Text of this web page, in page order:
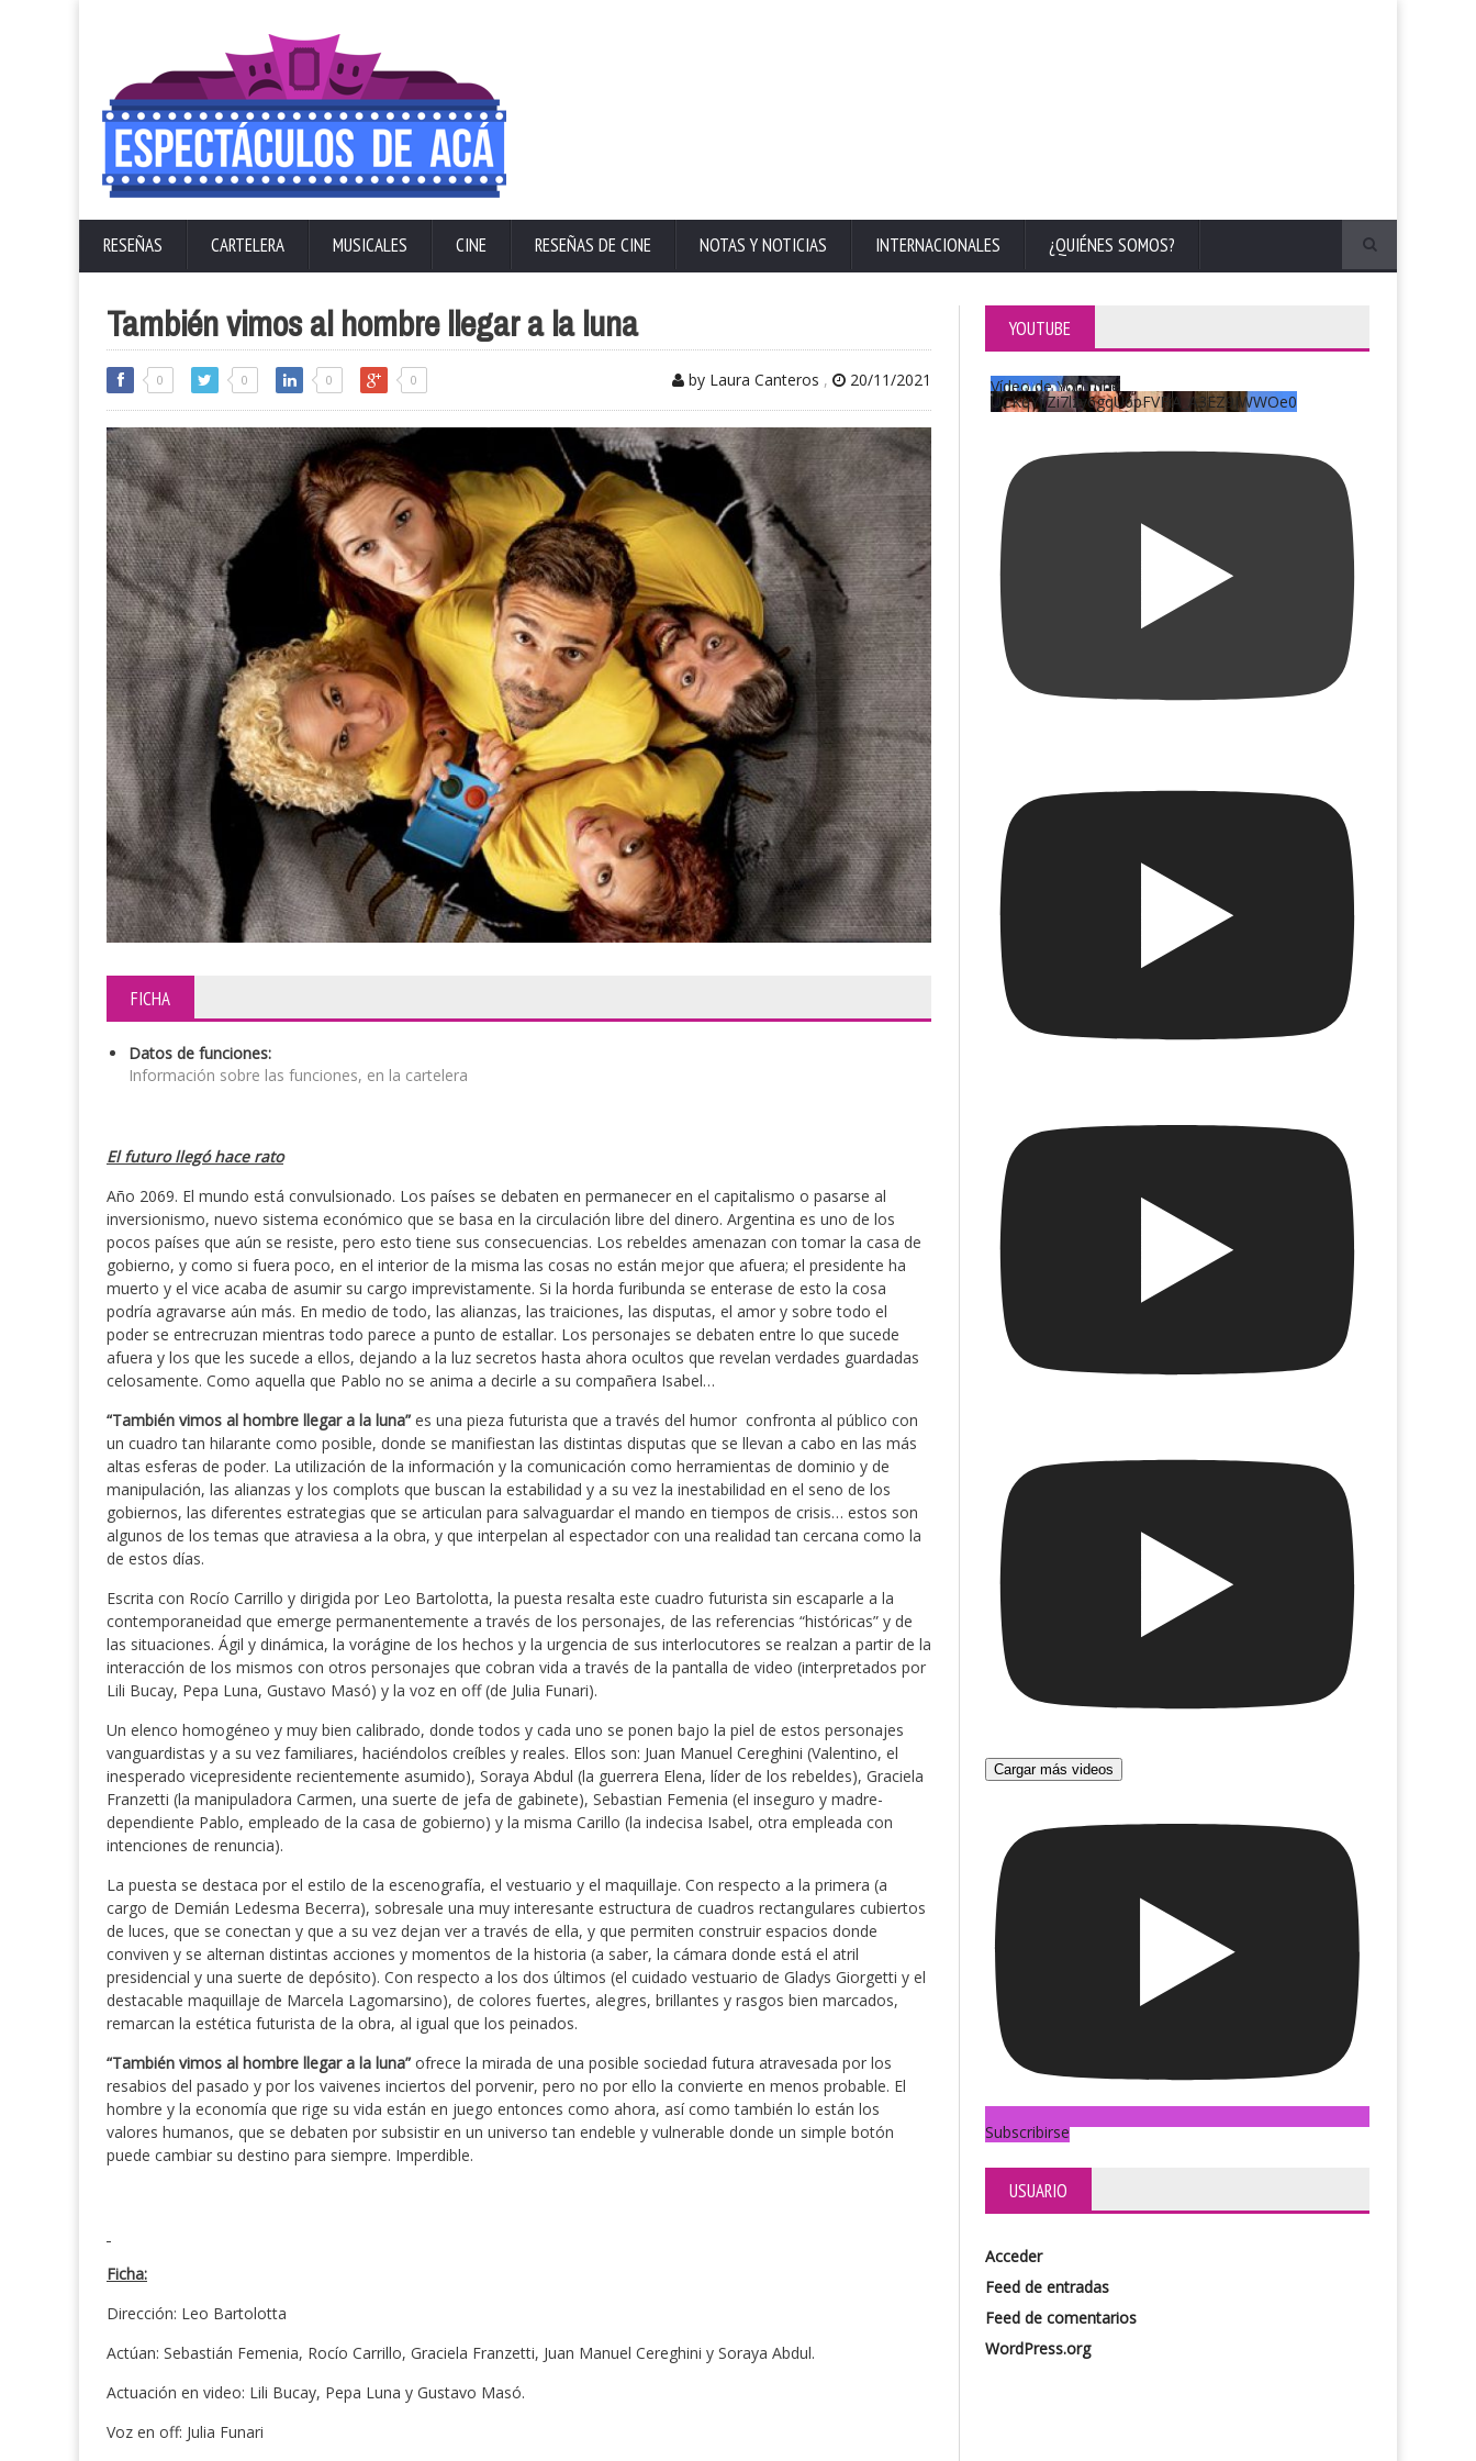
RESEÑAS CARTELERA MUSICALES CINE RESEÑAS DE CINE NOTAS Y NOTICIAS INTERNACIONALES ¿QUIÉNES SOMOS?
También vimos al hombre llegar a la luna
0 0 0 0 by Laura Canteros , 20/11/2021
FICHA
Datos de funciones:
Información sobre las funciones, en la cartelera
El futuro llegó hace rato
Año 2069. El mundo está convulsionado. Los países se debaten en permanecer en el capitalismo o pasarse al
inversionismo, nuevo sistema económico que se basa en la circulación libre del dinero. Argentina es uno de los
pocos países que aún se resiste, pero esto tiene sus consecuencias. Los rebeldes amenazan con tomar la casa de
gobierno, y como si fuera poco, en el interior de la misma las cosas no están mejor que afuera; el presidente ha
muerto y el vice acaba de asumir su cargo imprevistamente. Si la horda furibunda se enterase de esto la cosa
podría agravarse aún más. En medio de todo, las alianzas, las traiciones, las disputas, el amor y sobre todo el
poder se entrecruzan mientras todo parece a punto de estallar. Los personajes se debaten entre lo que sucede
afuera y los que les sucede a ellos, dejando a la luz secretos hasta ahora ocultos que revelan verdades guardadas
celosamente. Como aquella que Pablo no se anima a decirle a su compañera Isabel…
“También vimos al hombre llegar a la luna” es una pieza futurista que a través del humor confronta al público con
un cuadro tan hilarante como posible, donde se manifiestan las distintas disputas que se llevan a cabo en las más
altas esferas de poder. La utilización de la información y la comunicación como herramientas de dominio y de
manipulación, las alianzas y los complots que buscan la estabilidad y a su vez la inestabilidad en el seno de los
gobiernos, las diferentes estrategias que se articulan para salvaguardar el mando en tiempos de crisis… estos son
algunos de los temas que atraviesa a la obra, y que interpelan al espectador con una realidad tan cercana como la
de estos días.
Escrita con Rocío Carrillo y dirigida por Leo Bartolotta, la puesta resalta este cuadro futurista sin escaparle a la
contemporaneidad que emerge permanentemente a través de los personajes, de las referencias “históricas” y de
las situaciones. Ágil y dinámica, la vorágine de los hechos y la urgencia de sus interlocutores se realzan a partir de la
interacción de los mismos con otros personajes que cobran vida a través de la pantalla de video (interpretados por
Lili Bucay, Pepa Luna, Gustavo Masó) y la voz en off (de Julia Funari).
Un elenco homogéneo y muy bien calibrado, donde todos y cada uno se ponen bajo la piel de estos personajes
vanguardistas y a su vez familiares, haciéndolos creíbles y reales. Ellos son: Juan Manuel Cereghini (Valentino, el
inesperado vicepresidente recientemente asumido), Soraya Abdul (la guerrera Elena, líder de los rebeldes), Graciela
Franzetti (la manipuladora Carmen, una suerte de jefa de gabinete), Sebastian Femenia (el inseguro y madre-
dependiente Pablo, empleado de la casa de gobierno) y la misma Carillo (la indecisa Isabel, otra empleada con
intenciones de renuncia).
La puesta se destaca por el estilo de la escenografía, el vestuario y el maquillaje. Con respecto a la primera (a
cargo de Demián Ledesma Becerra), sobresale una muy interesante estructura de cuadros rectangulares cubiertos
de luces, que se conectan y que a su vez dejan ver a través de ella, y que permiten construir espacios donde
conviven y se alternan distintas acciones y momentos de la historia (a saber, la cámara donde está el atril
presidencial y una suerte de depósito). Con respecto a los dos últimos (el cuidado vestuario de Gladys Giorgetti y el
destacable maquillaje de Marcela Lagomarsino), de colores fuertes, alegres, brillantes y rasgos bien marcados,
remarcan la estética futurista de la obra, al igual que los peinados.
“También vimos al hombre llegar a la luna” ofrece la mirada de una posible sociedad futura atravesada por los
resabios del pasado y por los vaivenes inciertos del porvenir, pero no por ello la convierte en menos probable. El
hombre y la economía que rige su vida están en juego entonces como ahora, así como también lo están los
valores humanos, que se debaten por subsistir en un universo tan endeble y vulnerable donde un simple botón
puede cambiar su destino para siempre. Imperdible.
Ficha:
Dirección: Leo Bartolotta
Actúan: Sebastián Femenia, Rocío Carrillo, Graciela Franzetti, Juan Manuel Cereghini y Soraya Abdul.
Actuación en video: Lili Bucay, Pepa Luna y Gustavo Masó.
Voz en off: Julia Funari
YOUTUBE
Vídeo de YouTube
UCKqYjiZi7lzy6gqU6pFVFiA_A3EZ9JWWOe0
Cargar más videos
Subscribirse
USUARIO
Acceder
Feed de entradas
Feed de comentarios
WordPress.org